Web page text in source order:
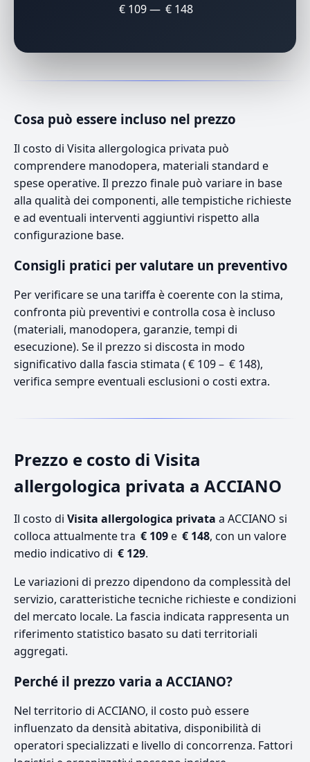
€ 109 — € 148
Cosa può essere incluso nel prezzo
Il costo di Visita allergologica privata può
comprendere manodopera, materiali standard e
spese operative. Il prezzo finale può variare in base
alla qualità dei componenti, alle tempistiche richieste
e ad eventuali interventi aggiuntivi rispetto alla
configurazione base.
Consigli pratici per valutare un preventivo
Per verificare se una tariffa è coerente con la stima,
confronta più preventivi e controlla cosa è incluso
(materiali, manodopera, garanzie, tempi di
esecuzione). Se il prezzo si discosta in modo
significativo dalla fascia stimata ( € 109 – € 148),
verifica sempre eventuali esclusioni o costi extra.
Prezzo e costo di Visita
allergologica privata a ACCIANO
Il costo di Visita allergologica privata a ACCIANO si
colloca attualmente tra € 109e € 148, con un valore
medio indicativo di € 129.
Le variazioni di prezzo dipendono da complessità del
servizio, caratteristiche tecniche richieste e condizioni
del mercato locale. La fascia indicata rappresenta un
riferimento statistico basato su dati territoriali
aggregati.
Perché il prezzo varia a ACCIANO?
Nel territorio di ACCIANO, il costo può essere
influenzato da densità abitativa, disponibilità di
operatori specializzati e livello di concorrenza. Fattori